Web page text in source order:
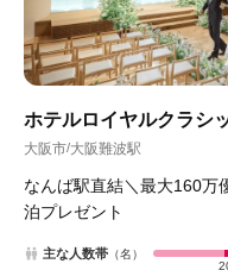
ホテルロイヤルクラシ
大阪市/大阪難波駅
なんば駅直結＼最大160万
泊プレゼント
主な人数帯 （名）